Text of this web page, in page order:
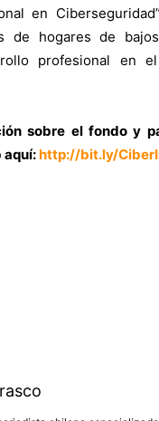
en
de hogares de
profesional en
sobre el fondo y
aquí:http://bit.ly/